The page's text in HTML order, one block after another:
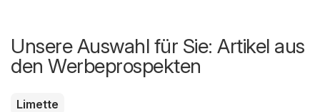
Unsere Auswahl für Sie: Artikel aus
den Werbeprospekten
Limette